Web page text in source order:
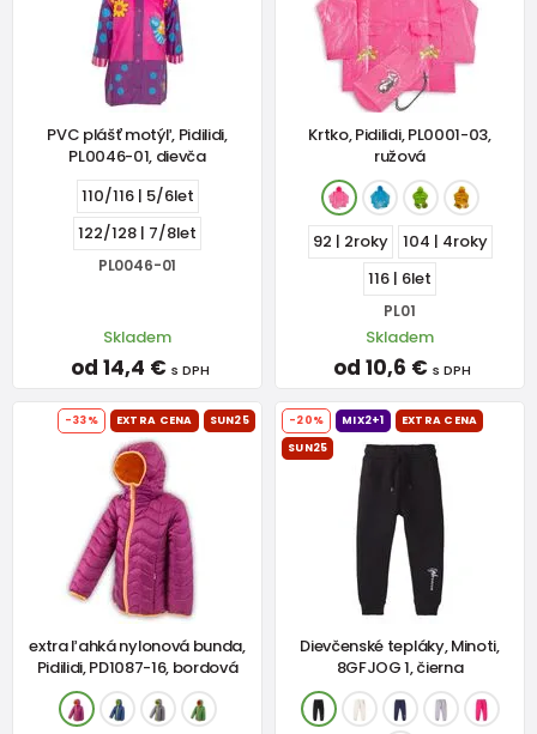
PVC plášť motýľ, Pidilidi,
PL0046-01, dievča
110/116 | 5/6let
122/128 | 7/8let
PL0046-01
Skladem
od 14,4 € s DPH
Krtko, Pidilidi, PL0001-03,
ružová
92 | 2roky
104 | 4roky
116 | 6let
PL01
Skladem
od 10,6 € s DPH
-33% EXTRA CENA SUN25
extra ľahká nylonová bunda,
Pidilidi, PD1087-16, bordová
-20% MIX2+1
EXTRA CENA
SUN25
Dievčenské tepláky, Minoti,
8GFJOG 1, čierna